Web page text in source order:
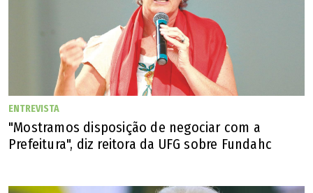
ENTREVISTA
"Mostramos disposição de negociar com a
Prefeitura", diz reitora da UFG sobre Fundahc